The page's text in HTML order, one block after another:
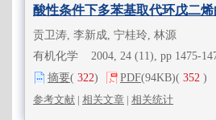
酸性条件下多苯基取代环戊二
贡卫涛, 李新成, 宁桂玲, 林源
有机化学 2004, 24 (11), pp 1475-
摘要( 322) PDF(94KB)( 352 )
参考文献 | 相关文章 | 相关统计